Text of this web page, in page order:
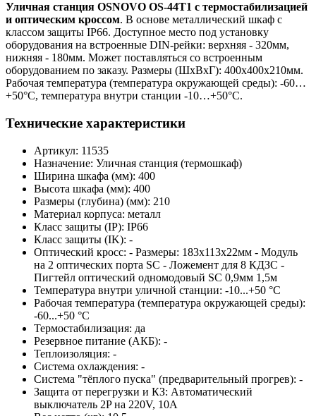
Уличная станция OSNOVO OS-44T1 с термостабилизацией
и оптическим кроссом. В основе металлический шкаф с
классом защиты IP66. Доступное место под установку
оборудования на встроенные DIN-рейки: верхняя - 320мм,
нижняя - 180мм. Может поставляться со встроенным
оборудованием по заказу. Размеры (ШхВхГ): 400x400x210мм.
Рабочая температура (температура окружающей среды): -60…
+50°С, температура внутри станции -10…+50°С.
Технические характеристики
Артикул: 11535
Назначение: Уличная станция (термошкаф)
Ширина шкафа (мм): 400
Высота шкафа (мм): 400
Размеры (глубина) (мм): 210
Материал корпуса: металл
Класс защиты (IP): IP66
Класс защиты (IK): -
Оптический кросс: - Размеры: 183x113x22мм - Модуль
на 2 оптических порта SC - Ложемент для 8 КДЗС -
Пигтейл оптический одномодовый SC 0,9мм 1,5м
Температура внутри уличной станции: -10...+50 °С
Рабочая температура (температура окружающей среды):
-60...+50 °С
Термостабилизация: да
Резервное питание (АКБ): -
Теплоизоляция: -
Система охлаждения: -
Система "тёплого пуска" (предварительный прогрев): -
Защита от перегрузки и КЗ: Автоматический
выключатель 2P на 220V, 10A